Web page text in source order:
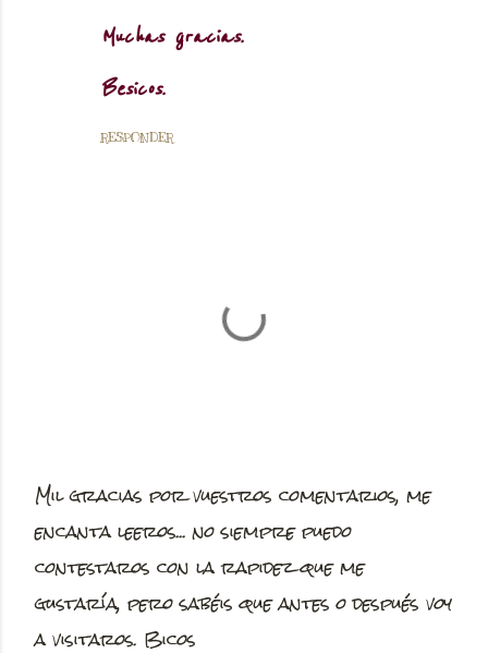
Muchas gracias.
Besicos.
RESPONDER
P
u
l
Mil gracias por vuestros comentarios, me
encanta leeros... no siempre puedo
contestaros con la rapidez que me
gustaría, pero sabéis que antes o después voy
a visitaros. Bicos